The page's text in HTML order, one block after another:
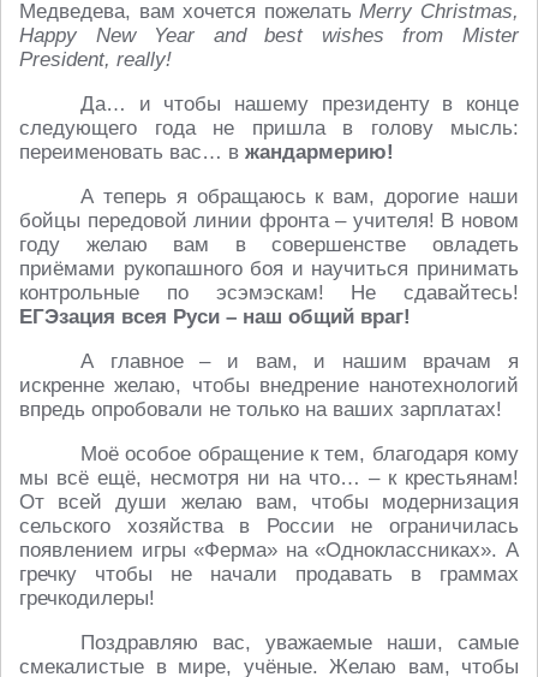
Медведева, вам хочется пожелатьMerry Christmas,
Happy New Year and best wishes from Mister
President, really!
Да… и чтобы нашему президенту в конце
следующего года не пришла в голову мысль:
переименовать вас… в жандармерию!
А теперь я обращаюсь к вам, дорогие наши
бойцы передовой линии фронта – учителя! В новом
году желаю вам в совершенстве овладеть
приёмами рукопашного боя и научиться принимать
контрольные по эсэмэскам! Не сдавайтесь!
ЕГЭзация всея Руси – наш общий враг!
А главное – и вам, и нашим врачам я
искренне желаю, чтобы внедрение нанотехнологий
впредь опробовали не только на ваших зарплатах!
Моё особое обращение к тем, благодаря кому
мы всё ещё, несмотря ни на что… – к крестьянам!
От всей души желаю вам, чтобы модернизация
сельского хозяйства в России не ограничилась
появлением игры «Ферма» на «Одноклассниках». А
гречку чтобы не начали продавать в граммах
гречкодилеры!
Поздравляю вас, уважаемые наши, самые
смекалистые в мире, учёные. Желаю вам, чтобы